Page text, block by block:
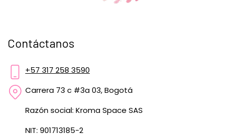
Contáctanos
+57 317 258 3590
Carrera 73 c #3a 03, Bogotá
Razón social: Kroma Space SAS
NIT: 901713185-2